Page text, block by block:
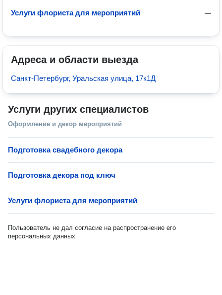
—
Услуги флориста для мероприятий
Адреса и области выезда
Санкт-Петербург, Уральская улица, 17к1Д
Услуги других специалистов
Оформление и декор мероприятий
Подготовка свадебного декора
Подготовка декора под ключ
Услуги флориста для мероприятий
Пользователь не дал согласие на распространение его
персональных данных